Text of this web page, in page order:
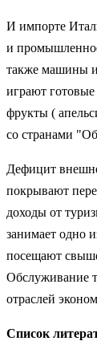
И импорте
и
также машины и
играют
фрукты (
со странами
Дефицит
покрывают
доходы от
занимает одно
посещают
Обслуживание
отраслей
Список